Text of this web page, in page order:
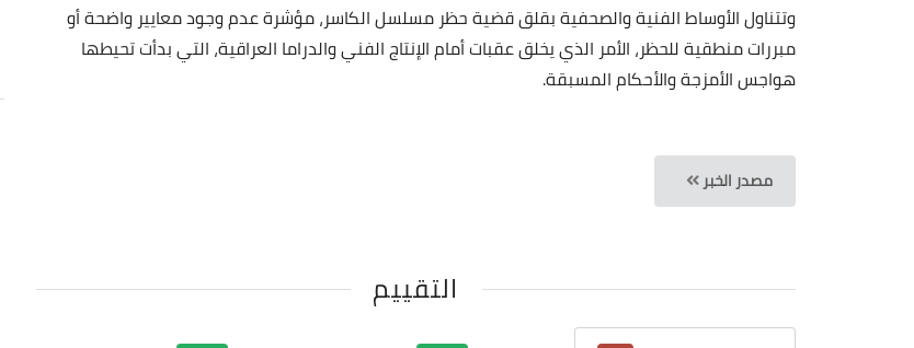
وتتناول الأوساط الفنية والصحفية بقلق قضية حظر مسلسل الكاسر، مؤشرة عدم وجود معايير واضحة أو
مبررات منطقية للحظر، الأمر الذي يخلق عقبات أمام الإنتاج الفني والدراما العراقية، التي بدأت تحيطها
هواجس الأمزجة والأحكام المسبقة.
مصدر الخبر
التقييم